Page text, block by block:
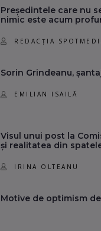
Președintele care nu
nimic este acum
REDACȚIA
Sorin Grindeanu,
EMILIAN ISAILĂ
Visul unui post la
și realitatea din
IRINA OLTEANU
Motive de optimism